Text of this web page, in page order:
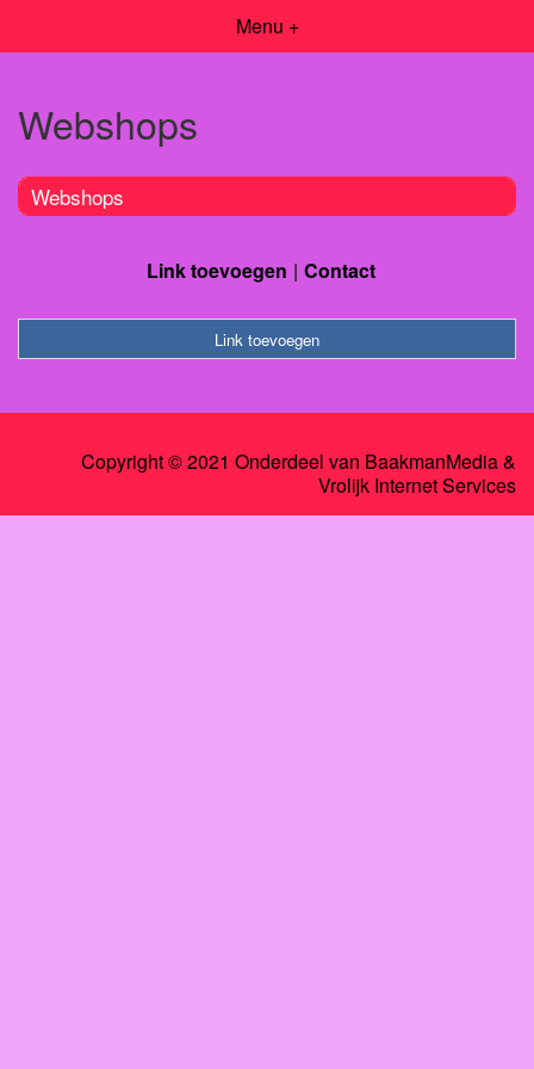
Menu +
Webshops
Webshops
Link toevoegen Contact
Link toevoegen
Copyright © 2021 Onderdeel van BaakmanMedia&
Vrolijk Internet Services